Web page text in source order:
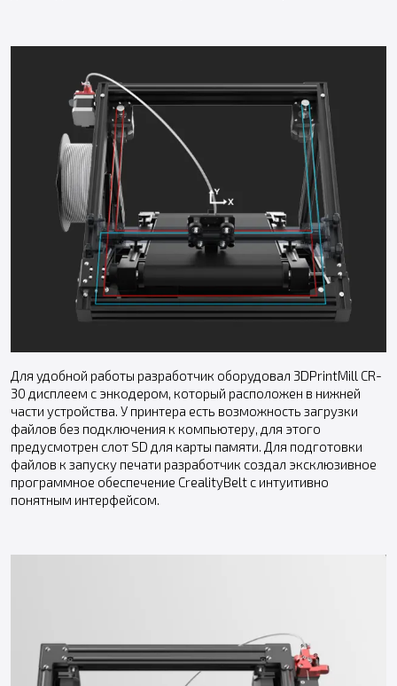
Для удобной работы разработчик оборудовал 3DPrintMill CR-
30 дисплеем с энкодером, который расположен в нижней
части устройства. У принтера есть возможность загрузки
файлов без подключения к компьютеру, для этого
предусмотрен слот SD для карты памяти. Для подготовки
файлов к запуску печати разработчик создал эксклюзивное
программное обеспечение CrealityBelt с интуитивно
понятным интерфейсом.